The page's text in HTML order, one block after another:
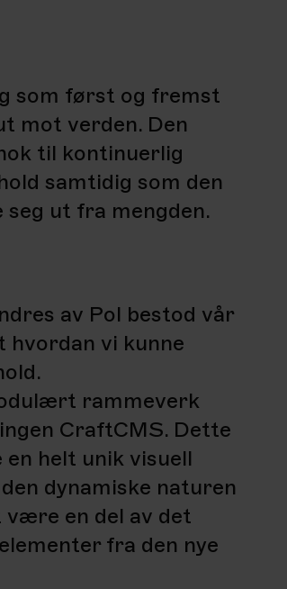
som først og fremst
mot verden. Den
til kontinuerlig
samtidig som den
ut fra mengden.
av Pol bestod vår
hvordan vi kunne
rammeverk
CraftCMS. Dette
helt unik visuell
dynamiske naturen
være en del av det
fra den nye